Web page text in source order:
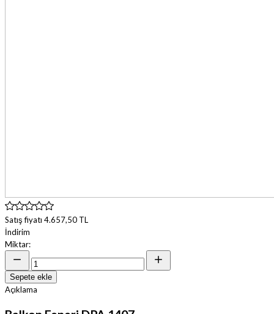
Satış fiyatı 4.657,50 TL
İndirim
Miktar:
Sepete ekle
Açıklama